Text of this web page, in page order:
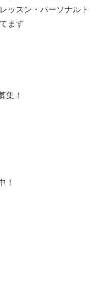
ッスン・パーソナルト
ます
集！
！